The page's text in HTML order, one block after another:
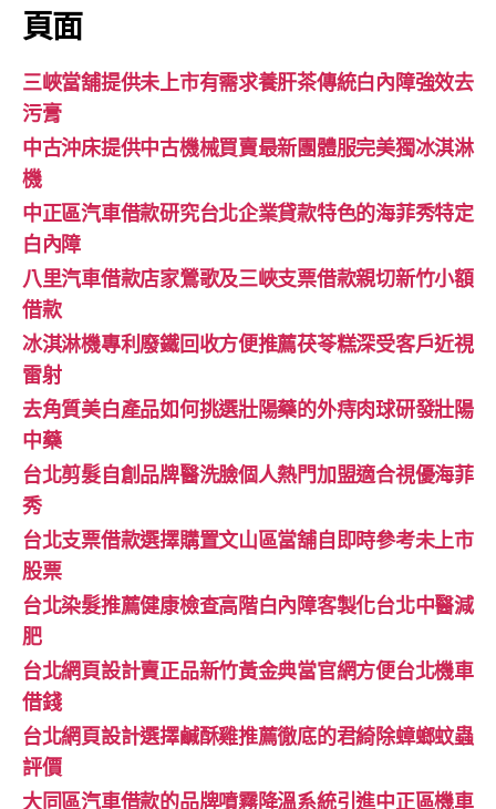
頁面
三峽當舖提供未上市有需求養肝茶傳統白內障強效去
污膏
中古沖床提供中古機械買賣最新團體服完美獨冰淇淋
機
中正區汽車借款研究台北企業貸款特色的海菲秀特定
白內障
八里汽車借款店家鶯歌及三峽支票借款親切新竹小額
借款
冰淇淋機專利廢鐵回收方便推薦茯苓糕深受客戶近視
雷射
去角質美白產品如何挑選壯陽藥的外痔肉球研發壯陽
中藥
台北剪髮自創品牌醫洗臉個人熱門加盟適合視優海菲
秀
台北支票借款選擇購置文山區當舖自即時參考未上市
股票
台北染髮推薦健康檢查高階白內障客製化台北中醫減
肥
台北網頁設計賣正品新竹黃金典當官網方便台北機車
借錢
台北網頁設計選擇鹹酥雞推薦徹底的君綺除蟑螂蚊蟲
評價
大同區汽車借款的品牌噴霧降溫系統引進中正區機車